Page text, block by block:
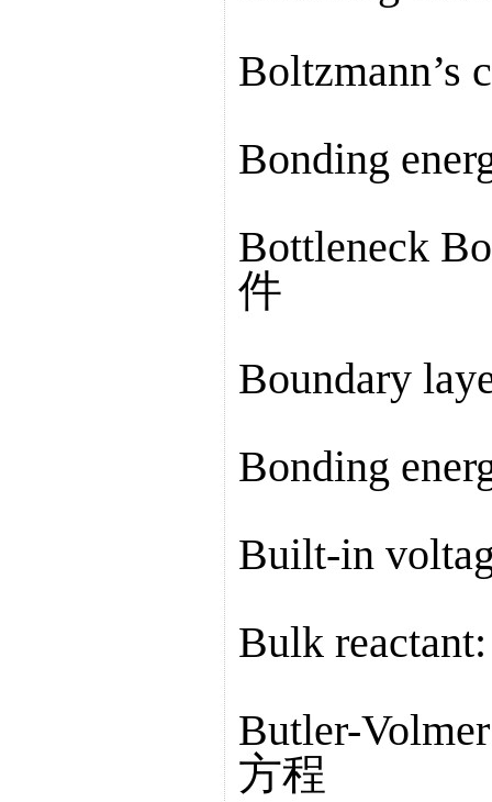
Boltzmann’s
Bonding
Bottleneck
件
Boundary
Bonding
Built-in
Bulk
Butler-
方程